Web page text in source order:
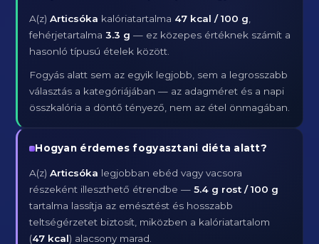
A(z)Articsóka kalóriatartalma 47 kcal / 100 g
fehérjetartalma3.3 g — ez közepes értéknek számít a
hasonló típusú ételek között.
Fogyás alatt sem az egyik legjobb, sem a legrosszabb
választás a kategóriájában — az adagméret és a napi
összkalória a döntő tényező, nem az étel önmagában.
Hogyan érdemes fogyasztani diéta alatt?
A(z)Articsóka legjobban ebéd vagy vacsora
részeként illeszthető étrendbe —5.4 g rost / 100 g
tartalma lassítja az emésztést és hosszabb
teltségérzetet biztosít, miközben a kalóriatartalom
(47 kcal) alacsony marad.